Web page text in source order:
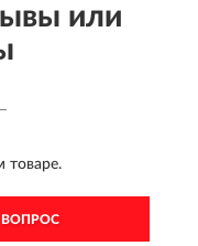
или
товаре.
ВОПРОС